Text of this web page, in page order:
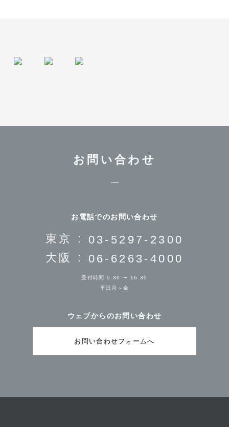
お問い合わせ
お電話でのお問い合わせ
東京 : 03-5297-2300
大阪 : 06-6263-4000
受付時間 9:30 〜 16:30
平日月～金
ウェブからのお問い合わせ
お問い合わせフォームへ